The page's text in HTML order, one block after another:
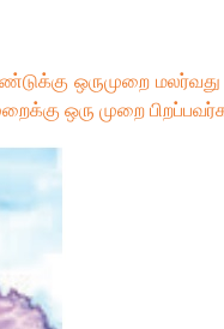
ஒருமுறை
ஒரு முறை